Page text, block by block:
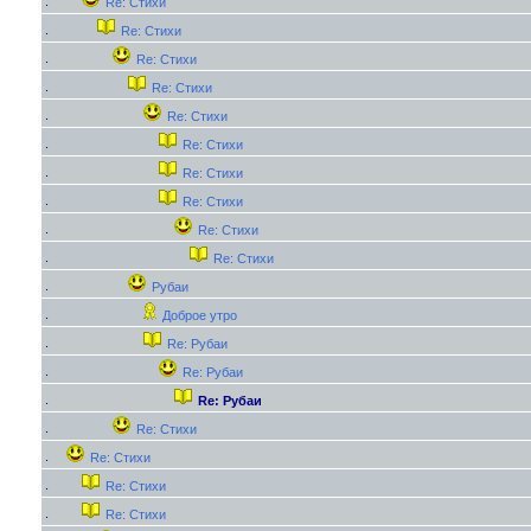
Re: Стихи
Re: Стихи
Re: Стихи
Re: Стихи
Re: Стихи
Re: Стихи
Re: Стихи
Re: Стихи
Re: Стихи
Рубаи
Доброе утро
Re: Рубаи
Re: Рубаи
Re: Рубаи
Re: Стихи
Re: Стихи
Re: Стихи
Re: Стихи